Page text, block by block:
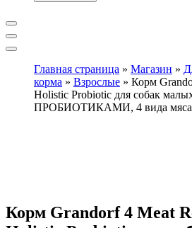
Главная страница » Магазин »
корма » Взрослые » Корм
Holistic Probiotic для собак
ПРОБИОТИКАМИ, 4 вида
Корм Grandorf 4 Meat